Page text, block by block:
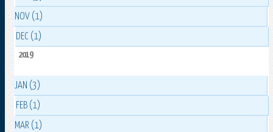
NOV (1)
DEC (1)
2019
JAN (3)
FEB (1)
MAR (1)